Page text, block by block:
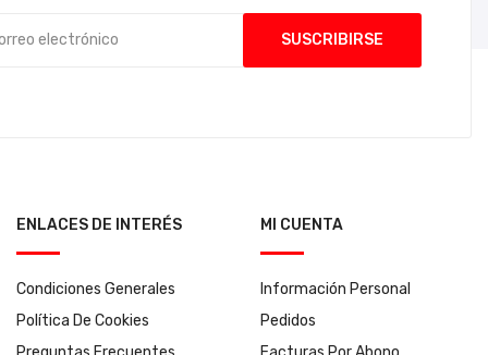
ENLACES DE INTERÉS
Condiciones Generales
Política De Cookies
MI CUENTA
Información Personal
Pedidos